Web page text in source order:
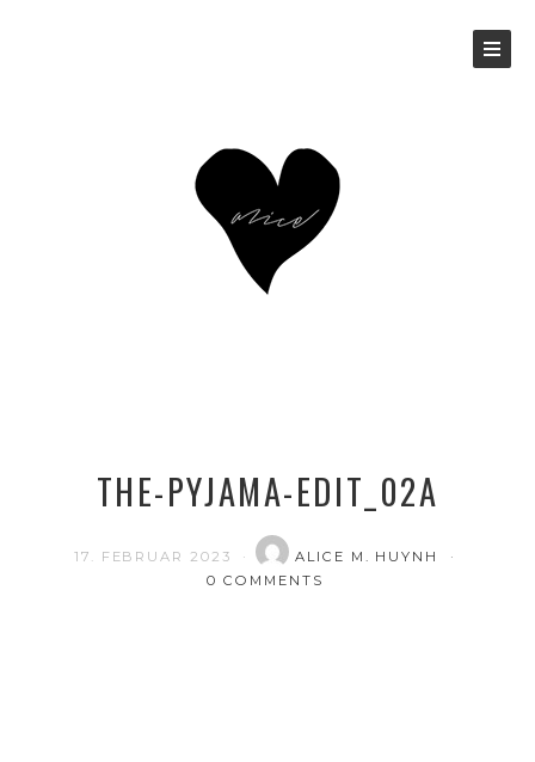
THE-PYJAMA-EDIT_02A
17. FEBRUAR 2023
ALICE M. HUYNH
0 COMMENTS